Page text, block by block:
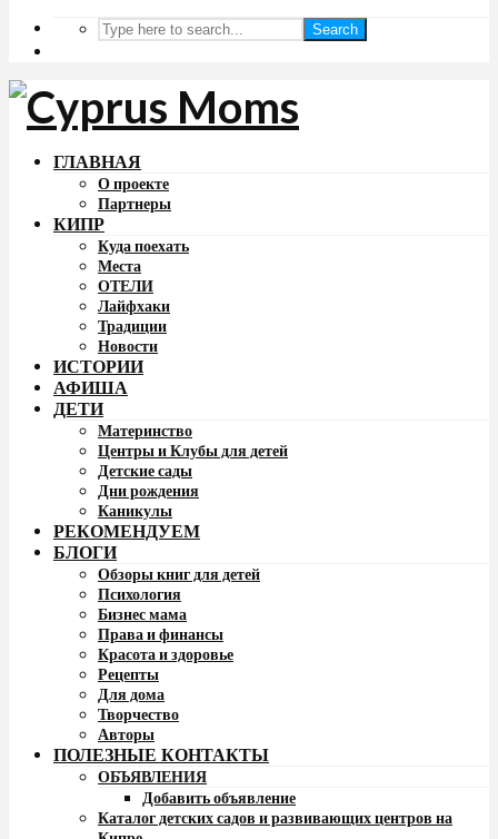
Search
ГЛАВНАЯ
О проекте
Партнеры
КИПР
Куда поехать
Места
ОТЕЛИ
Лайфхаки
Традиции
Новости
ИСТОРИИ
АФИША
ДЕТИ
Материнство
Центры и Клубы для детей
Детские сады
Дни рождения
Каникулы
РЕКОМЕНДУЕМ
БЛОГИ
Обзоры книг для детей
Психология
Бизнес мама
Права и финансы
Красота и здоровье
Рецепты
Для дома
Творчество
Авторы
ПОЛЕЗНЫЕ КОНТАКТЫ
ОБЪЯВЛЕНИЯ
Добавить объявление
Каталог детских садов и развивающих центров на